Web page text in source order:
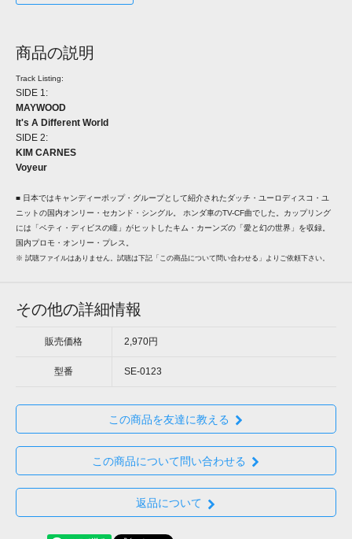
商品の説明
Track Listing:
SIDE 1:
MAYWOOD
It's A Different World
SIDE 2:
KIM CARNES
Voyeur
■ 日本ではキャンディーポップ・グループとして紹介されたダッチ・ユーロディスコ・ユ
ニットの国内オンリー・セカンド・シングル。 ホンダ車のTV-CF曲でした。カップリング
には「ベティ・ディビスの瞳」がヒットしたキム・カーンズの「愛と幻の世界」を収録。
国内プロモ・オンリー・プレス。
※ 試聴ファイルはありません。試聴は下記「この商品について問い合わせる」よりご依頼下さい。
その他の詳細情報
販売価格 2,970円
型番 SE-0123
この商品を友達に教える
この商品について問い合わせる
返品について